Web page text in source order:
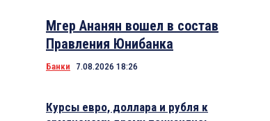
Мгер Ананян вошел в состав
Правления Юнибанка
Банки 7.08.2026 18:26
Курсы евро, доллара и рубля к